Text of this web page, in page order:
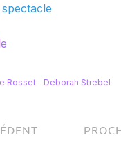
Rosset Deborah Strebel